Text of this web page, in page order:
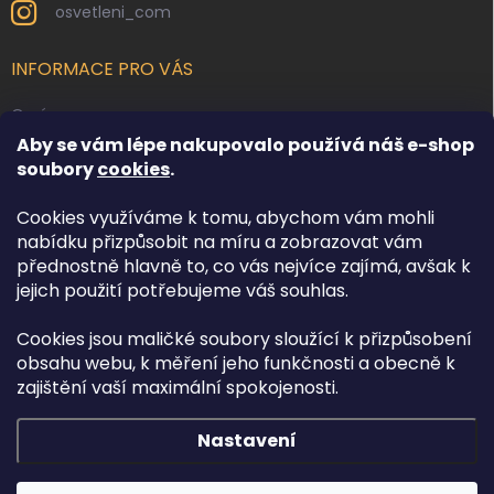
Aby se vám lépe nakupovalo používá náš e-shop
souborycookies.
Cookies využíváme k tomu, abychom vám mohli
nabídku přizpůsobit na míru a zobrazovat vám
přednostně hlavně to, co vás nejvíce zajímá, avšak k
jejich použití potřebujeme váš souhlas.
Cookies jsou maličké soubory sloužící k přizpůsobení
obsahu webu, k měření jeho funkčnosti a obecně k
zajištění vaší maximální spokojenosti.
Nastavení
osvetleni_com
INFORMACE PRO VÁS
O nás
Kontakty
Obchodní podmínky
Podmínky ochrany osobních údajů
Reklamace zboží
Doprava a platba
FACEBOOK
Copyright 2026Osvětlení.com. Všechna práva vyhrazena.Upravit